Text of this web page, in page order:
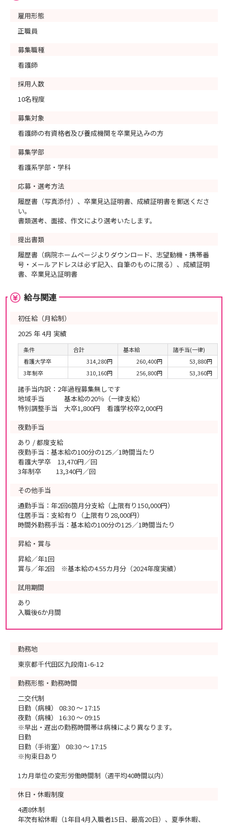
雇用形態
正職員
募集職種
看護師
採用人数
10名程度
募集対象
看護師の有資格者及び養成機関を卒業見込みの方
募集学部
看護系学部・学科
応募・選考方法
履歴書（写真添付）、卒業見込証明書、成績証明書を郵送くださ
い。
書類選考、面接、作文により選考いたします。
提出書類
履歴書（病院ホームページよりダウンロード、志望動機・携帯番
号・メールアドレスは必ず記入、自筆のものに限る）、成績証明
書、卒業見込証明書
給与関連
初任給（月給制）
2025 年 4月 実績
条件 合計 基本給
諸手当(一律)
看護大学卒
314,280円 260,400円
53,880円
3年制卒
310,160円 256,800円 53,360円
諸手当内訳：2年過程募集無しです
地域手当 基本給の20％（一律支給）
特別調整手当 大卒1,800円 看護学校卒2,000円
夜勤手当
あり / 都度支給
夜勤手当：基本給の100分の125／1時間当たり
看護大学卒 13,470円／回
3年制卒 13,340円／回
その他手当
通勤手当：年2回6箇月分支給（上限有り150,000円）
住居手当：支給有り（上限有り28,000円）
時間外勤務手当：基本給の100分の125／1時間当たり
昇給・賞与
昇給／年1回
賞与／年2回 ※基本給の4.55カ月分（2024年度実績）
試用期間
あり
入職後6か月間
勤務地
東京都千代田区九段南1-6-12
勤務形態・勤務時間
二交代制
日勤（病棟） 08:30 ～ 17:15
夜勤（病棟） 16:30 ～ 09:15
※早出・遅出の勤務時間帯は病棟により異なります。
日勤
日勤（手術室） 08:30 ～ 17:15
※拘束日あり
1カ月単位の変形労働時間制（週平均40時間以内）
休日・休暇制度
4週8休制
年次有給休暇（1年目4月入職者15日、最高20日）、夏季休暇、